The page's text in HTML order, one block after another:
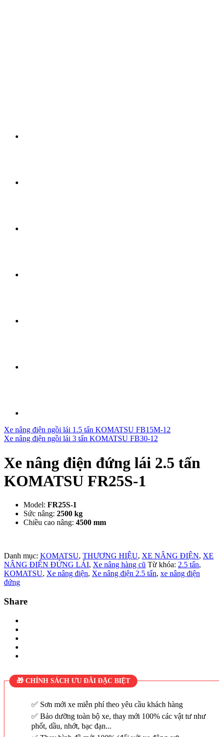
Xe nâng điện ngồi lái 1.5 tấn KOMATSU FB15M-12
Xe nâng điện ngồi lái 3 tấn KOMATSU FB30-12
Xe nâng điện đứng lái 2.5 tấn
KOMATSU FR25S-1
Model: FR25S-1
Sức nâng: 2500 kg
Chiều cao nâng: 4500 mm
Danh mục: KOMATSU, THƯƠNG HIỆU, XE NÂNG ĐIỆN, XE
NÂNG ĐIỆN ĐỨNG LÁI, Xe nâng hàng cũ Từ khóa: 2.5 tấn,
KOMATSU, Xe nâng điện, Xe nâng điện 2.5 tấn, xe nâng điện
đứng
Share
🎁 CHÍNH SÁCH ƯU ĐÃI ĐẶC BIỆT
Sơn mới xe miễn phí theo yêu cầu khách hàng
Bảo dưỡng toàn bộ xe, thay mới 100% các vật tư như
phốt, dầu, nhớt, bạc đạn...